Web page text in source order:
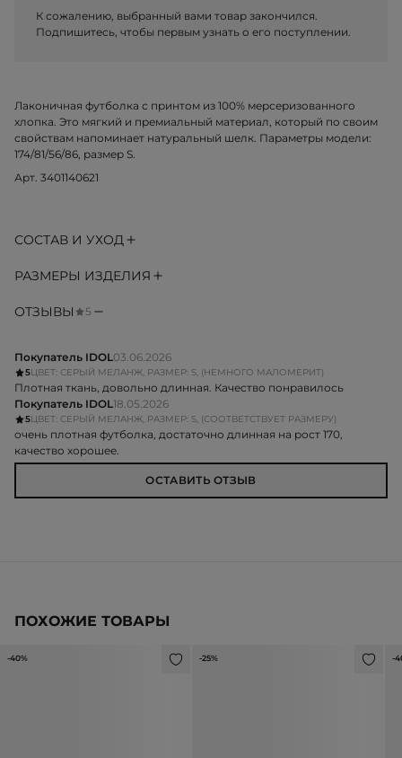
К сожалению, выбранный вами товар закончился.
Подпишитесь, чтобы первым узнать о его поступлении.
Лаконичная футболка с принтом из 100% мерсеризованного
хлопка. Это мягкий и премиальный материал, который по своим
свойствам напоминает натуральный шелк. Параметры модели:
174/81/56/86, размер S.
Арт. 3401140621
СОСТАВ И УХОД
РАЗМЕРЫ ИЗДЕЛИЯ
ОТЗЫВЫ 5
Покупатель IDOL03.06.2026
5ЦВЕТ: СЕРЫЙ МЕЛАНЖ, РАЗМЕР: S, (НЕМНОГО МАЛОМЕРИТ)
Плотная ткань, довольно длинная. Качество понравилось
Покупатель IDOL18.05.2026
5ЦВЕТ: СЕРЫЙ МЕЛАНЖ, РАЗМЕР: S, (СООТВЕТСТВУЕТ РАЗМЕРУ)
очень плотная футболка, достаточно длинная на рост 170,
качество хорошее.
ОСТАВИТЬ ОТЗЫВ
ПОХОЖИЕ ТОВАРЫ
-40% -25% -